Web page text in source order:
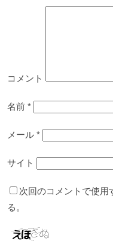
コメント
名前 *
メール *
サイト
次回のコメントで使用
る。